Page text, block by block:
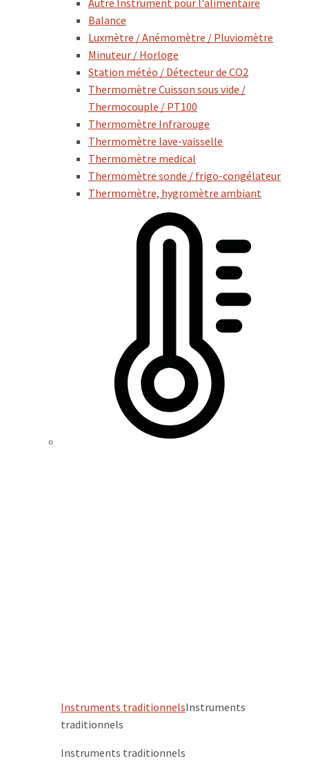
Autre Instrument pour l'alimentaire
Balance
Luxmètre / Anémomètre / Pluviomètre
Minuteur / Horloge
Station météo / Détecteur de CO2
Thermomètre Cuisson sous vide /
Thermocouple / PT100
Thermomètre Infrarouge
Thermomètre lave-vaisselle
Thermomètre medical
Thermomètre sonde / frigo-congélateur
Thermomètre, hygromètre ambiant
Instruments traditionnelsInstruments
traditionnels
Instruments traditionnels